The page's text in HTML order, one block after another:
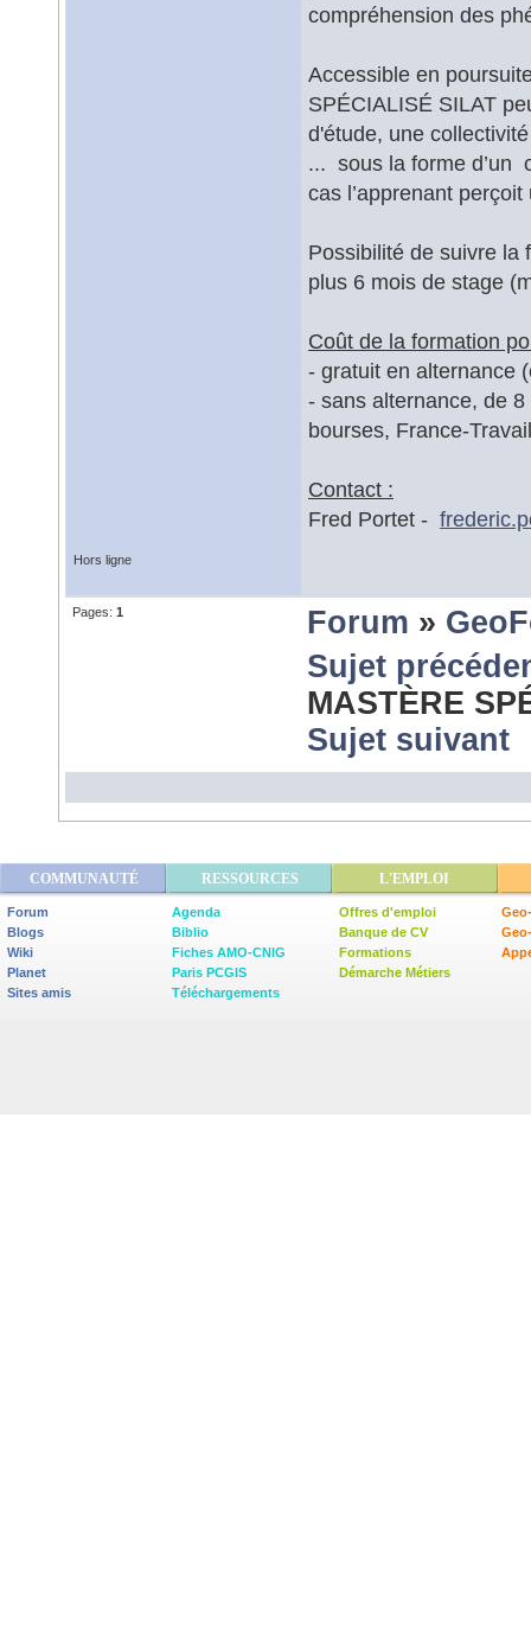
compréhension des
Accessible en
SPÉCIALISÉ SILAT
d'étude, une
... sous la forme d’un
cas l’apprenant
Possibilité de suivre la
plus 6 mois de stage
Coût de la formation
- gratuit en alternance
- sans alternance, de
bourses, France-
Contact :
Fred Portet -
Hors ligne
Pages: 1 Forum »
Sujet
MASTÈRE
Sujet suivant
COMMUNAUTÉ RESSOURCES L'EMPLOI
Forum
Blogs
Wiki
Planet
Sites amis
Agenda
Biblio
Fiches AMO-CNIG
Paris PCGIS
Téléchargements
Offres d'emploi
Banque de CV
Formations
Démarche Métiers